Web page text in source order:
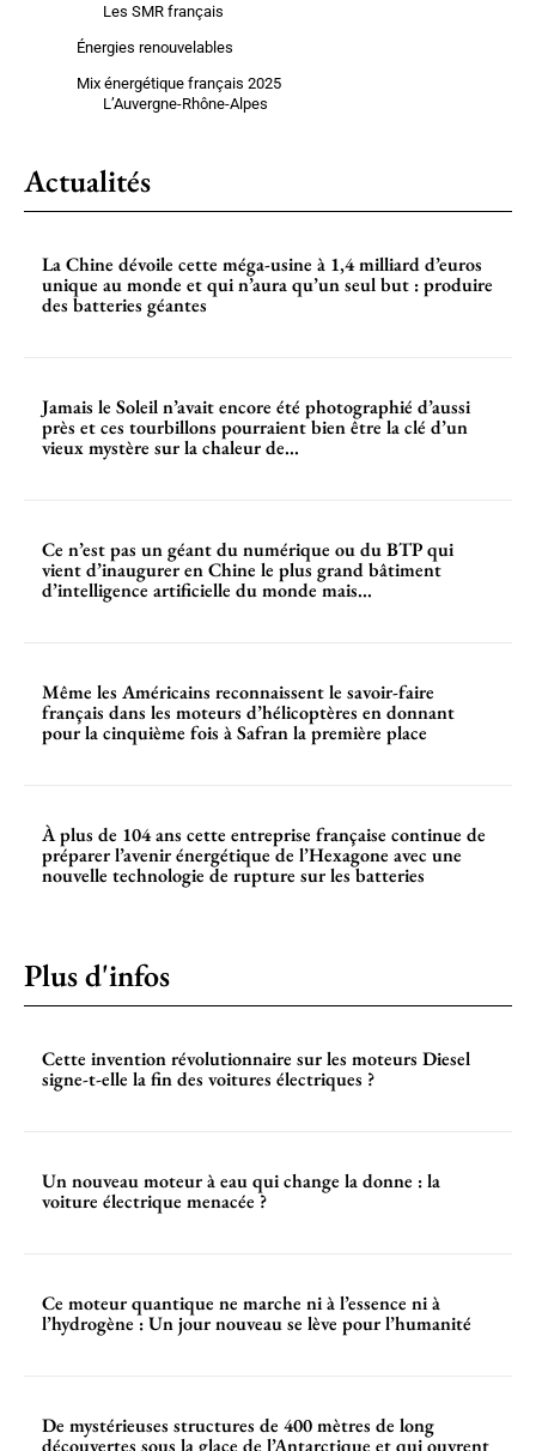
Les SMR français
Énergies renouvelables
Mix énergétique français 2025
L’Auvergne-Rhône-Alpes
Actualités
La Chine dévoile cette méga-usine à 1,4 milliard d’euros
unique au monde et qui n’aura qu’un seul but : produire
des batteries géantes
Jamais le Soleil n’avait encore été photographié d’aussi
près et ces tourbillons pourraient bien être la clé d’un
vieux mystère sur la chaleur de...
Ce n’est pas un géant du numérique ou du BTP qui
vient d’inaugurer en Chine le plus grand bâtiment
d’intelligence artificielle du monde mais...
Même les Américains reconnaissent le savoir-faire
français dans les moteurs d’hélicoptères en donnant
pour la cinquième fois à Safran la première place
À plus de 104 ans cette entreprise française continue de
préparer l’avenir énergétique de l’Hexagone avec une
nouvelle technologie de rupture sur les batteries
Plus d'infos
Cette invention révolutionnaire sur les moteurs Diesel
signe-t-elle la fin des voitures électriques ?
Un nouveau moteur à eau qui change la donne : la
voiture électrique menacée ?
Ce moteur quantique ne marche ni à l’essence ni à
l’hydrogène : Un jour nouveau se lève pour l’humanité
De mystérieuses structures de 400 mètres de long
découvertes sous la glace de l’Antarctique et qui ouvrent